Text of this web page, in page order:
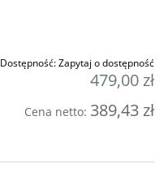
Dostępność:Zapytaj o dostępność
479,00 zł
Cena netto: 389,43 zł